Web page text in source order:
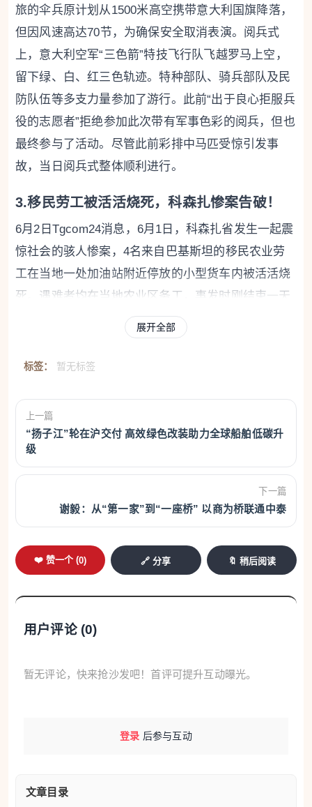
旅的伞兵原计划从1500米高空携带意大利国旗降落，
但因风速高达70节，为确保安全取消表演。阅兵式
上，意大利空军“三色箭”特技飞行队飞越罗马上空，
留下绿、白、红三色轨迹。特种部队、骑兵部队及民
防队伍等多支力量参加了游行。此前“出于良心拒服兵
役的志愿者”拒绝参加此次带有军事色彩的阅兵，但也
最终参与了活动。尽管此前彩排中马匹受惊引发事
故，当日阅兵式整体顺利进行。
3.移民劳工被活活烧死，科森扎惨案告破！
6月2日Tgcom24消息，6月1日，科森扎省发生一起震
惊社会的骇人惨案，4名来自巴基斯坦的移民农业劳
工在当地一处加油站附近停放的小型货车内被活活烧
死。遇难者均在当地农业区务工，事发时刚结束一天
的劳动。案件于6月2日取得重大进展。警方根据案发
现场监控录像，锁定了两名巴基斯坦男子，并于案发
当晚在维拉皮亚纳将其拦截带回科森扎警察总部审
名嫌犯涉嫌从车外阻挡车门，防止车内人员逃生，同
时向车辆泼洒易燃液体并纵火，随后迅速逃离现场。
目前，两人已被捕，被控加重多项谋杀罪，案件仍在
进一步调查中。
4.BYD销量暴涨，博洛尼亚将建首个快充站
大利市场销量达6044辆，同比增长209.2%，市场份额
电动化领域，比亚迪以20.8%的市场份额位居榜首。
其中插电式混合动力汽车市场份额达31.8%，纯电动
DM-i专为欧洲市场打造，续航超1000公里。此外，比
电10%至70%。在欧洲其他市场，比亚迪在英国、德
5.摩洛哥男子驾车冲撞长椅三人被捕
展开全部
标签： 暂无标签
上一篇
“扬子江”轮在沪交付 高效绿色改装助力全球船舶低碳升
级
下一篇
谢毅：从“第一家”到“一座桥” 以商为桥联通中泰
❤️ 赞一个 (0) 🔗 分享 🔖 稍后阅读
用户评论 (0)
暂无评论，快来抢沙发吧！首评可提升互动曝光。
登录 后参与互动
文章目录